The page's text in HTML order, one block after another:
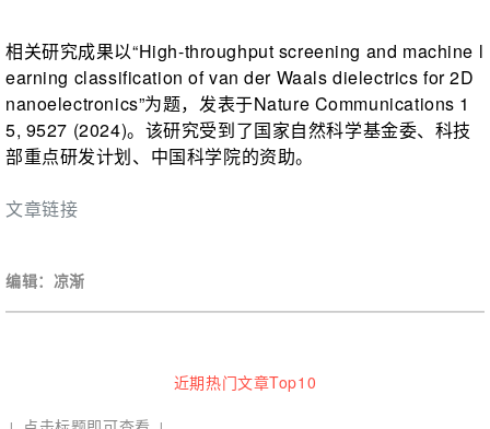
相关研究成果以“High-throughput screening and machine l
earning classification of van der Waals dielectrics for 2D
nanoelectronics”为题，发表于Nature Communications 1
5, 9527 (2024)。该研究受到了国家自然科学基金委、科技
部重点研发计划、中国科学院的资助。
文章链接
编辑：凉渐
近期热门文章Top10